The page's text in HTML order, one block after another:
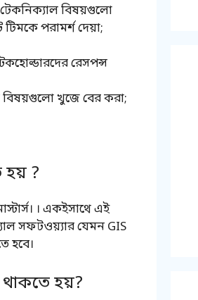
টেকনিক্যাল বিষয়গুলো
টিমকে পরামর্শ দেয়া;
রেসপন্স
বিষয়গুলো খুজে বের করা;
হয় ?
। একইসাথে এই
সফটওয়্যার যেমন GIS
হবে।
হয়?